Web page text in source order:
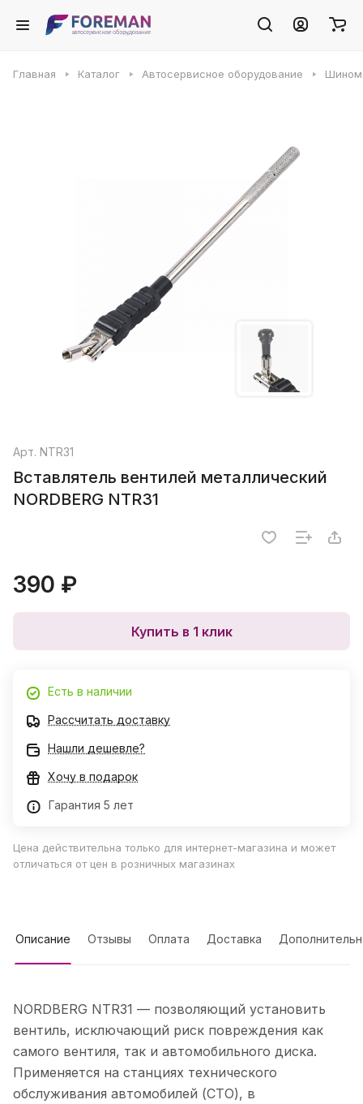
Главная Каталог Автосервисное оборудование
Арт. NTR31
Вставлятель вентилей металлический
NORDBERG NTR31
390 ₽
Купить в 1 клик
Есть в наличии
Рассчитать доставку
Нашли дешевле?
Хочу в подарок
Гарантия 5 лет
Цена действительна только для интернет-магазина и может
отличаться от цен в розничных магазинах
Описание Отзывы Оплата Доставка
NORDBERG NTR31 — позволяющий установить
вентиль, исключающий риск повреждения как
самого вентиля, так и автомобильного диска.
Применяется на станциях технического
обслуживания автомобилей (СТО), в